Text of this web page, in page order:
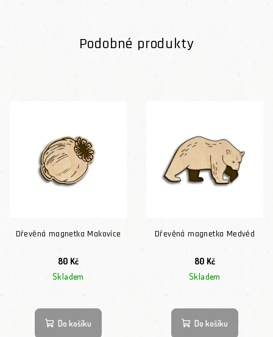
Podobné produkty
Dřevěná magnetka Makovice
80 Kč
Skladem
Do košíku
Dřevěná magnetka Medvěd
80 Kč
Skladem
Do košíku